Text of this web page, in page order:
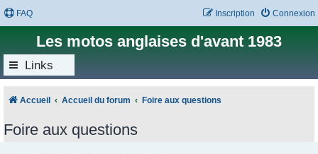
FAQ Connexion
Inscription
Les motos anglaises d'avant 1983
Links
Accueil Accueil du forum Foire aux questions
Foire aux questions